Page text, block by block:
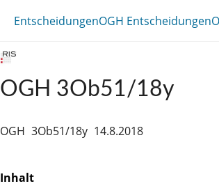
EntscheidungenOGH Entscheidungen
OGH 3Ob51/18y
OGH 3Ob51/18y 14.8.2018
Inhalt